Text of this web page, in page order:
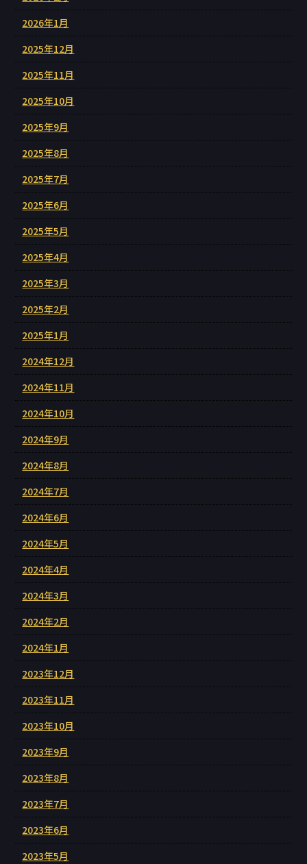
2026年1月
2025年12月
2025年11月
2025年10月
2025年9月
2025年8月
2025年7月
2025年6月
2025年5月
2025年4月
2025年3月
2025年2月
2025年1月
2024年12月
2024年11月
2024年10月
2024年9月
2024年8月
2024年7月
2024年6月
2024年5月
2024年4月
2024年3月
2024年2月
2024年1月
2023年12月
2023年11月
2023年10月
2023年9月
2023年8月
2023年7月
2023年6月
2023年5月